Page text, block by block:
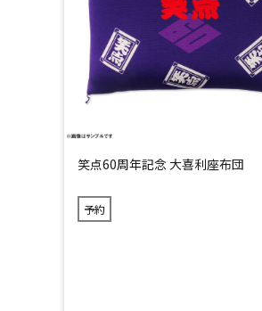
笑点60周年記念 大喜利座布団
予約